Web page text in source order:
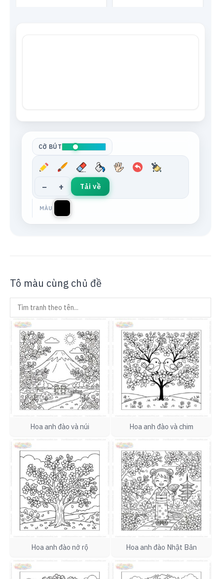
CỠ BÚT
− + Tải về
MÀU
Tô màu cùng chủ đề
Hoa anh đào và núi Hoa anh đào và chim
Hoa anh đào nở rộ Hoa anh đào Nhật Bản